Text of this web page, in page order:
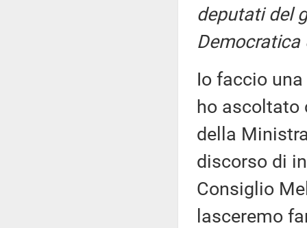
deputati del
Io faccio
ho ascoltato
della
discorso di
Consiglio
lasceremo